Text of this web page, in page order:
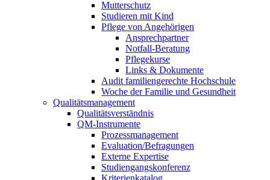
Mutterschutz
Studieren mit Kind
Pflege von Angehörigen
Ansprechpartner
Notfall-Beratung
Pflegekurse
Links & Dokumente
Audit familiengerechte Hochschule
Woche der Familie und Gesundheit
Qualitätsmanagement
Qualitätsverständnis
QM-Instrumente
Prozessmanagement
Evaluation/Befragungen
Externe Expertise
Studiengangskonferenz
Kriterienkatalog